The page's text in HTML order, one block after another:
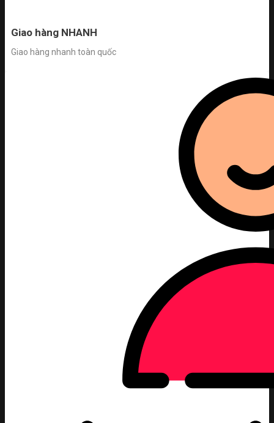
Giao hàng NHANH
Giao hàng nhanh toàn quốc